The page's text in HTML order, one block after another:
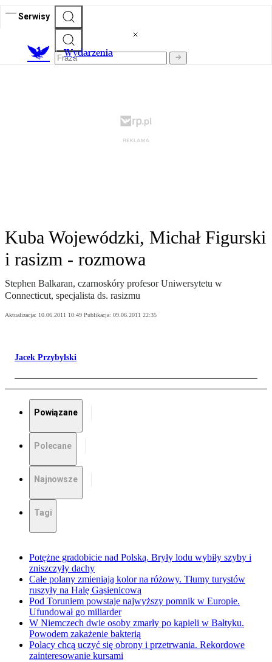
Serwisy
Wydarzenia
Kuba Wojewódzki, Michał Figurski
i rasizm - rozmowa
Stephen Balkaran, czarnoskóry profesor Uniwersytetu w
Connecticut, specjalista ds. rasizmu
Aktualizacja: 10.06.2011 10:49 Publikacja: 09.06.2011 22:35
Jacek Przybylski
Powiązane
Polecane
Najnowsze
Tagi
Potężne gradobicie nad Polską. Bryły lodu wybiły szyby i
zniszczyły dachy
Całe polany zmieniają kolor na różowy. Tłumy turystów
ruszyły na Halę Gąsienicową
Pod Toruniem powstaje najwyższy pomnik w Europie.
Ufundował go miliarder
W Niemczech dwie osoby zmarły po kąpieli w Bałtyku.
Powodem zakażenie bakterią
Polacy chcą uczyć się obrony i przetrwania. Rekordowe
zainteresowanie kursami